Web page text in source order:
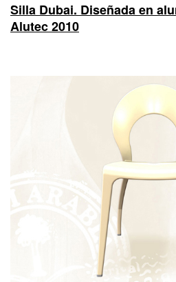
Silla Dubai. Diseñada en
Alutec 2010